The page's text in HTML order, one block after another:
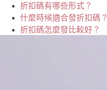
折扣碼有哪些形式？
什麼時候適合發折扣碼？
折扣碼怎麼發比較好？